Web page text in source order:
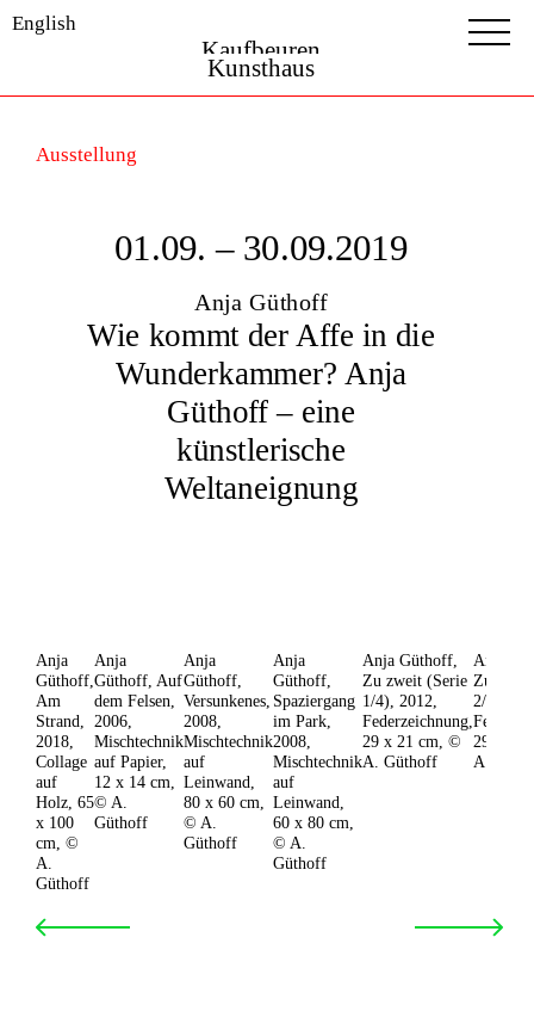
Kaufbeuren
Kunsthaus
English
Ausstellung
01.09. – 30.09.2019
Anja Güthoff
Wie kommt der Affe in die
Wunderkammer? Anja
Güthoff – eine
künstlerische
Weltaneignung
Anja
Güthoff,
Am
Strand,
2018,
Collage
auf
Holz, 65
x 100
cm, ©
A.
Güthoff
Anja
Güthoff, Auf
dem Felsen,
2006,
Mischtechnik
auf Papier,
12 x 14 cm,
© A.
Güthoff
Anja
Güthoff,
Versunkenes,
2008,
Mischtechnik
auf
Leinwand,
80 x 60 cm,
© A.
Güthoff
Anja
Güthoff,
Spaziergang
im Park,
2008,
Mischtechnik
auf
Leinwand,
60 x 80 cm,
© A.
Güthoff
Anja Güthoff,
Zu zweit (Serie
1/4), 2012,
Federzeichnung,
29 x 21 cm, ©
A. Güthoff
Anja
Zu
2/4),
29 x 21
A.